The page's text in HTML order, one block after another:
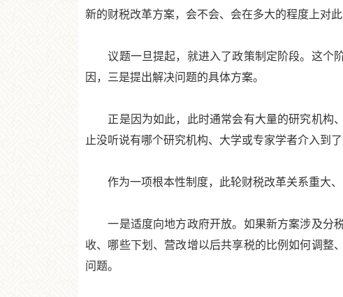
新的财税改革方案，会不会、会在多大的程度上对此
议题一旦提起，就进入了政策制定阶段。这个阶
因，三是提出解决问题的具体方案。
正是因为如此，此时通常会有大量的研究机构、
止没听说有哪个研究机构、大学或专家学者介入到
作为一项根本性制度，此轮财税改革关系重大、
一是适度向地方政府开放。如果新方案涉及分税
收、哪些下划、营改增以后共享税的比例如何调整
问题。